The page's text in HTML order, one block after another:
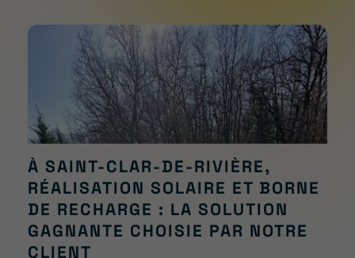
À SAINT-CLAR-DE-RIVIÈRE,
RÉALISATION SOLAIRE ET BORNE
DE RECHARGE : LA SOLUTION
GAGNANTE CHOISIE PAR NOTRE
CLIENT